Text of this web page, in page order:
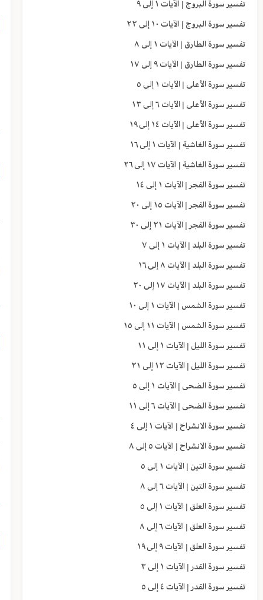
تفسير سورة البروج | الآيات ١ إلى ٩
تفسير سورة البروج | الآيات ١٠ إلى ٢٢
تفسير سورة الطارق | الآيات ١ إلى ٨
تفسير سورة الطارق | الآيات ٩ إلى ١٧
تفسير سورة الأعلى | الآيات ١ إلى ٥
تفسير سورة الأعلى | الآيات ٦ إلى ١٣
تفسير سورة الأعلى | الآيات ١٤ إلى ١٩
تفسير سورة الغاشية | الآيات ١ إلى ١٦
تفسير سورة الغاشية | الآيات ١٧ إلى ٢٦
تفسير سورة الفجر | الآيات ١ إلى ١٤
تفسير سورة الفجر | الآيات ١٥ إلى ٢٠
تفسير سورة الفجر | الآيات ٢١ إلى ٣٠
تفسير سورة البلد | الآيات ١ إلى ٧
تفسير سورة البلد | الآيات ٨ إلى ١٦
تفسير سورة البلد | الآيات ١٧ إلى ٢٠
تفسير سورة الشمس | الآيات ١ إلى ١٠
تفسير سورة الشمس | الآيات ١١ إلى ١٥
تفسير سورة الليل | الآيات ١ إلى ١١
تفسير سورة الليل | الآيات ١٢ إلى ٢١
تفسير سورة الضحى | الآيات ١ إلى ٥
تفسير سورة الضحى | الآيات ٦ إلى ١١
تفسير سورة الانشراح | الآيات ١ إلى ٤
تفسير سورة الانشراح | الآيات ٥ إلى ٨
تفسير سورة التين | الآيات ١ إلى ٥
تفسير سورة التين | الآيات ٦ إلى ٨
تفسير سورة العلق | الآيات ١ إلى ٥
تفسير سورة العلق | الآيات ٦ إلى ٨
تفسير سورة العلق | الآيات ٩ إلى ١٩
تفسير سورة القدر | الآيات ١ إلى ٣
تفسير سورة القدر | الآيات ٤ إلى ٥